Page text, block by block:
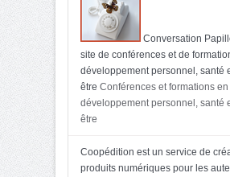
Conversation
site de conférences et de
développement personnel, santé
être Conférences et formations en
développement personnel, santé
être
Coopédition est un service de
produits numériques pour les